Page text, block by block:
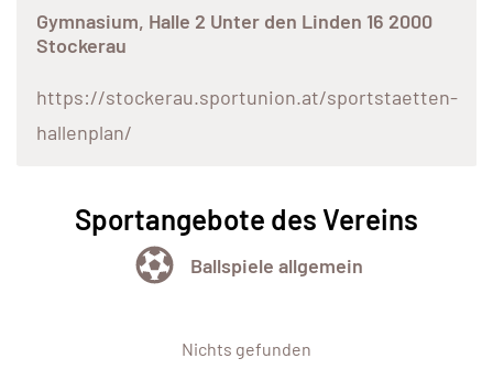
Gymnasium, Halle 2 Unter den Linden 16 2000
Stockerau
https://stockerau.sportunion.at/sportstaetten-
hallenplan/
Sportangebote des Vereins
Ballspiele allgemein
Nichts gefunden